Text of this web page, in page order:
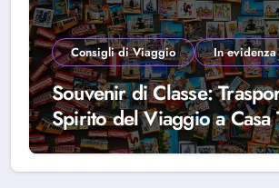
Consigli di Viaggio In evidenza
Souvenir di Classe:
Spirito del Viaggio a Casa